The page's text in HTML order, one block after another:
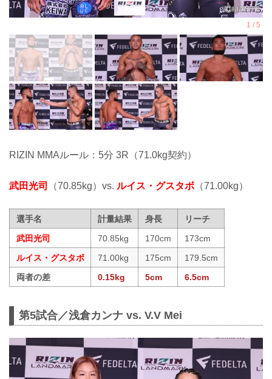
RIZIN MMAルール：5分 3R（71.0kg契約）
武田光司 （70.85kg）vs. ルイス・グスタボ （71.00kg）
選手名 計量結果 身長
リーチ
武田光司
70.85kg 170cm
173cm
ルイス・グスタボ
71.00kg 175cm
179.5cm
両者の差
0.15kg 5cm 6.5cm
第5試合／浅倉カンナ vs. V.V Mei